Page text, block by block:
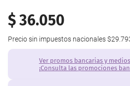
$36.050
Precio sin impuestos nacionales
Ver promos bancarias y
¡Consulta las promociones
10